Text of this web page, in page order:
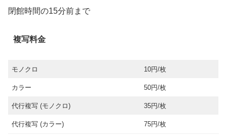
閉館時間の15分前まで
複写料金
モノクロ 10円/枚
カラー 50円/枚
代行複写 (モノクロ) 35円/枚
代行複写 (カラー) 75円/枚